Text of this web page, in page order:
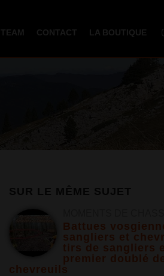
CONTACT LA BOUTIQUE
Battues
sangliers et
tirs de sangliers
premier doublé
chevreuils